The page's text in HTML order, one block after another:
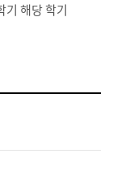
기 해당 학기